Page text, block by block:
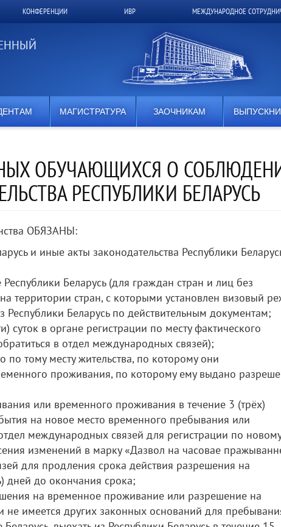
КОНФЕРЕНЦИИ ИВР МЕЖДУНАРОДНОЕ
МАГИСТРАТУРА ЗАОЧНИКАМ
ОБУЧАЮЩИХСЯ О
РЕСПУБЛИКИ БЕЛАРУСЬ
ОБЯЗАНЫ:
и иные акты законодательства Республики
Беларусь (для граждан стран и лиц без
территории стран, с которыми установлен визовый
Республики Беларусь по действительным документам;
суток в органе регистрации по месту фактического
в отдел международных связей);
по тому месту жительства, по которому они
проживания, по которому ему выдано
или временного проживания в течение 3 (трёх)
на новое место временного пребывания или
международных связей для регистрации по новому
изменений в марку «Дазвол на часовае
для продления срока действия разрешения на
дней до окончания срока;
на временное проживание или разрешение на
имеется других законных оснований для